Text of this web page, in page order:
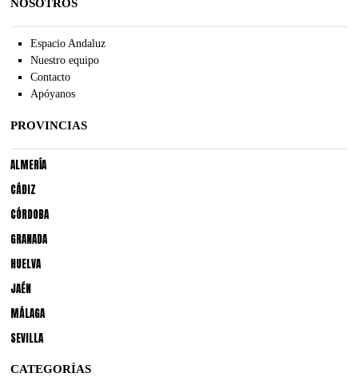
NOSOTROS
Espacio Andaluz
Nuestro equipo
Contacto
Apóyanos
PROVINCIAS
ALMERÍA
CÁDIZ
CÓRDOBA
GRANADA
HUELVA
JAÉN
MÁLAGA
SEVILLA
CATEGORÍAS